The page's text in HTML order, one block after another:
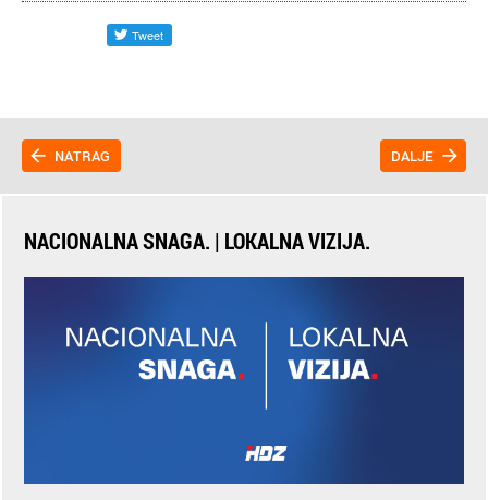
NATRAG DALJE
NACIONALNA SNAGA. | LOKALNA VIZIJA.